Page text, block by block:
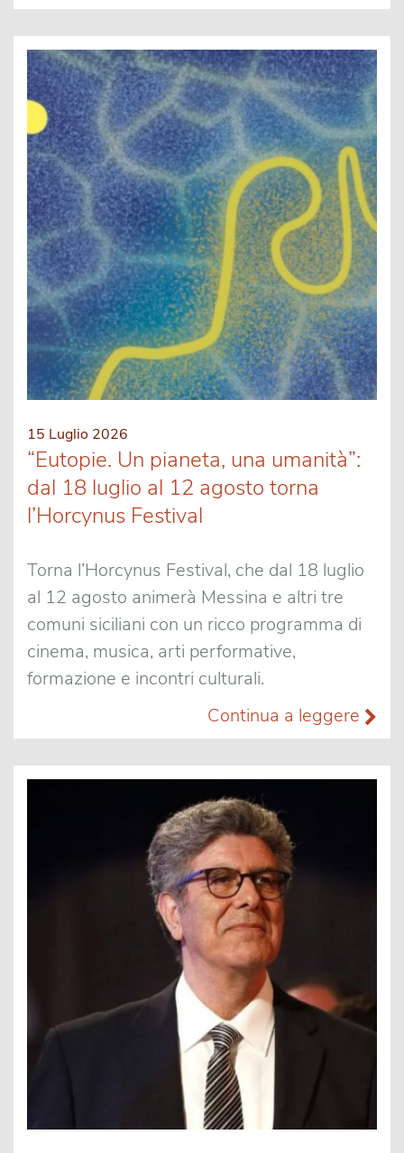
15 Luglio 2026
“Eutopie. Un pianeta, una umanità”:
dal 18 luglio al 12 agosto torna
l’Horcynus Festival
Torna l’Horcynus Festival, che dal 18 luglio
al 12 agosto animerà Messina e altri tre
comuni siciliani con un ricco programma di
cinema, musica, arti performative,
formazione e incontri culturali.
Continua a leggere